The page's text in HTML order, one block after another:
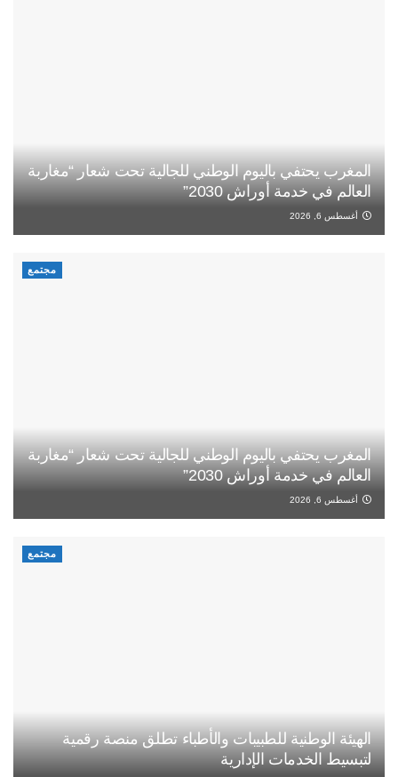
المغرب يحتفي باليوم الوطني للجالية تحت شعار “مغاربة
العالم في خدمة أوراش 2030”
أغسطس 6, 2026
مجتمع
المغرب يحتفي باليوم الوطني للجالية تحت شعار “مغاربة
العالم في خدمة أوراش 2030”
أغسطس 6, 2026
مجتمع
الهيئة الوطنية للطبيبات والأطباء تطلق منصة رقمية
لتبسيط الخدمات الإدارية